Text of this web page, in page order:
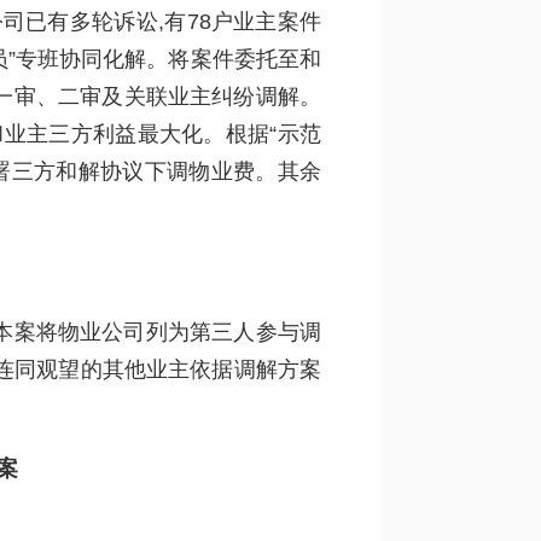
已有多轮诉讼,有78户业主案件
专班协同化解。将案件委托至和
、二审及关联业主纠纷调解。
主三方利益最大化。根据“示范
方和解协议下调物业费。其余
将物业公司列为第三人参与调
同观望的其他业主依据调解方案